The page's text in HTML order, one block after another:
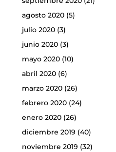
agosto 2020(5)
julio 2020(3)
junio 2020(3)
mayo 2020(10)
abril 2020(6)
marzo 2020(26)
febrero 2020(24)
enero 2020(26)
diciembre 2019 (40)
noviembre 2019 (32)